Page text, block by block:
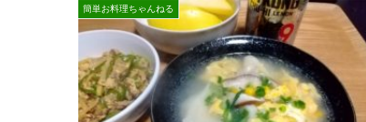
簡単お料理ちゃんねる